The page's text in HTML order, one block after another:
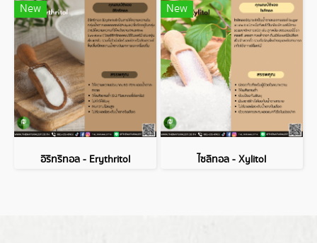
New
อิริทริทอล - Erythritol
New
ไซลิทอล - Xylitol